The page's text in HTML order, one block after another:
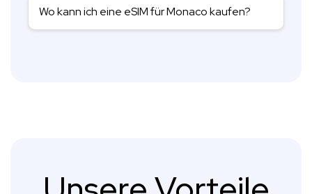
Wo kann ich eine eSIM für Monaco kaufen?